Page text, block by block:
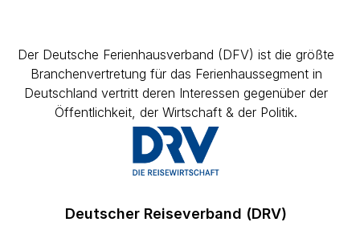
Der Deutsche Ferienhausverband (DFV) ist die größte
Branchenvertretung für das Ferienhaussegment in
Deutschland vertritt deren Interessen gegenüber der
Öffentlichkeit, der Wirtschaft & der Politik.
Deutscher Reiseverband (DRV)